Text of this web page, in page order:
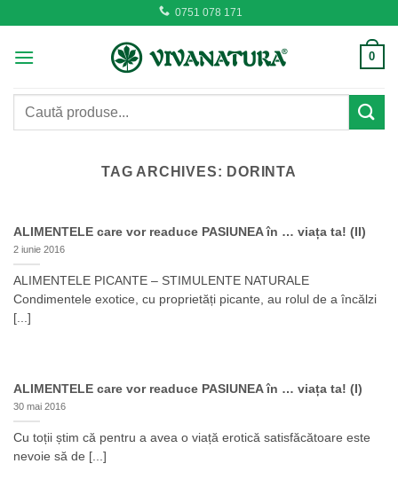
content
0751 078 171
0
Caută
TAG ARCHIVES: DORINTA
ALIMENTELE care vor readuce PASIUNEA în … viața ta! (II)
2 iunie 2016
ALIMENTELE PICANTE – STIMULENTE NATURALE
Condimentele exotice, cu proprietăți picante, au rolul de a încălzi
[...]
ALIMENTELE care vor readuce PASIUNEA în … viața ta! (I)
30 mai 2016
Cu toții știm că pentru a avea o viață erotică satisfăcătoare este
nevoie să de [...]